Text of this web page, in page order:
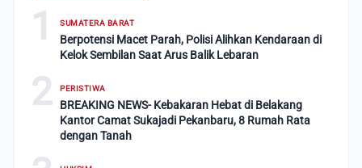
1 SUMATERA BARAT
Berpotensi Macet Parah, Polisi Alihkan Kendaraan di
Kelok Sembilan Saat Arus Balik Lebaran
2 PERISTIWA
BREAKING NEWS- Kebakaran Hebat di Belakang
Kantor Camat Sukajadi Pekanbaru, 8 Rumah Rata
dengan Tanah